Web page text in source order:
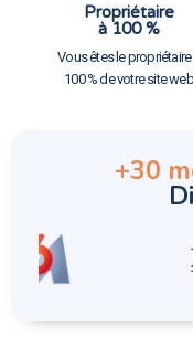
Propriétaire
à 100 %
Vous êtes le propriétaire
100 % de votre site web
+30